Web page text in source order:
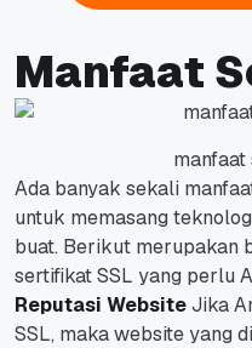
Manfaat
manfaat
Ada banyak sekali
untuk memasang
buat. Berikut merupakan
sertifikat SSL yang perlu
Reputasi WebsiteJika
SSL, maka website yang